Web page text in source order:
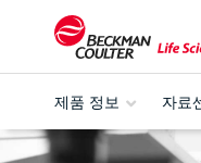
제품 정보 자료